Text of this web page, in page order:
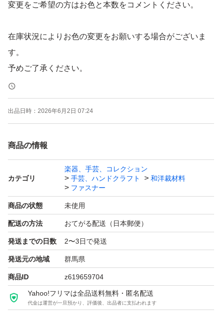
変更をご希望の方はお色と本数をコメントください。
在庫状況によりお色の変更をお願いする場合がございま
す。
予めご了承ください。
表記の長さは金属部分の長さになり
全長は+3cmとなります。
テープカラー:40色
★取り扱いサイズ
10,12,14,16,18,20,25,30cm
価格(送料込み)
10本…1,150円
20本…2,000円
30本…2,910円
40本…3,820円
出品日時： 2026年6月2日 07:24
商品の情報
カテゴリ
楽器、手芸、コレクション
手芸、ハンドクラフト
和洋裁材料
ファスナー
商品の状態 未使用
配送の方法 おてがる配送（日本郵便）
発送までの日数 2〜3日で発送
発送元の地域 群馬県
商品ID z619659704
Yahoo!フリマは全品送料無料・匿名配送
代金は運営が一旦預かり、評価後、出品者に支払われます